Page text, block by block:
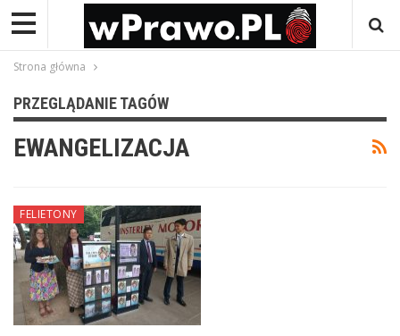
Strona główna
PRZEGLĄDANIE TAGÓW
EWANGELIZACJA
FELIETONY